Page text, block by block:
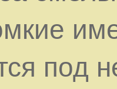
под